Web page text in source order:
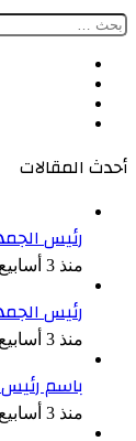
البحث
أحدث المقالات
رئيس
منذ 3 أسابيع
رئيس
منذ 3 أسابيع
باسم رئيس
منذ 3 أسابيع